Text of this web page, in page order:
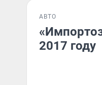
АВТО
2017 году